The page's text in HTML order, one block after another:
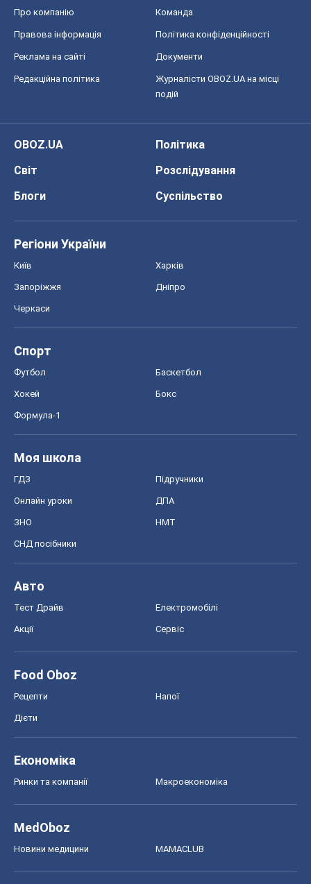
Про компанію Команда
Правова інформація Політика конфіденційності
Реклама на сайті Документи
Редакційна політика
Журналісти OBOZ.UA на місці
подій
OBOZ.UA
Політика
Світ
Розслідування
Блоги
Суспільство
Регіони України
Київ Харків
Запоріжжя Дніпро
Черкаси
Спорт
Футбол Баскетбол
Хокей Бокс
Формула-1
Моя школа
ГДЗ Підручники
Онлайн уроки ДПА
ЗНО НМТ
СНД посібники
Авто
Тест Драйв Електромобілі
Акції Сервіс
Food Oboz
Рецепти Напої
Дієти
Економіка
Ринки та компанії Макроекономіка
MedOboz
Новини медицини MAMACLUB